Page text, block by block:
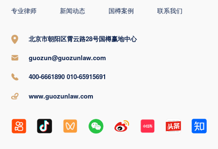
专业律师 新闻动态 国樽案例 联系我们
北京市朝阳区霄云路28号国樽赢地中心
guozun@guozunlaw.com
400-6661890 010-65915691
www.guozunlaw.com